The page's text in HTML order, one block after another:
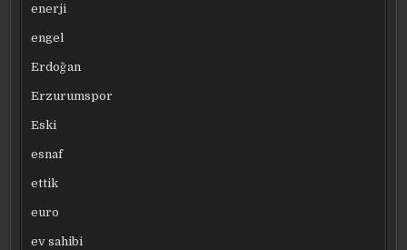
enerji
engel
Erdoğan
Erzurumspor
Eski
esnaf
ettik
euro
ev sahibi